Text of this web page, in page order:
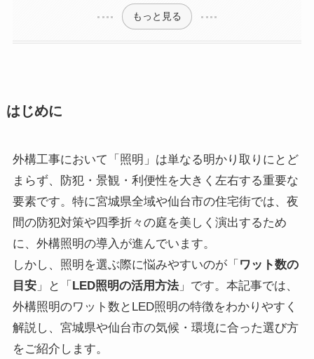
もっと見る
はじめに
外構工事において「照明」は単なる明かり取りにとど
まらず、防犯・景観・利便性を大きく左右する重要な
要素です。特に宮城県全域や仙台市の住宅街では、夜
間の防犯対策や四季折々の庭を美しく演出するため
に、外構照明の導入が進んでいます。
しかし、照明を選ぶ際に悩みやすいのが「 ワット数の
目安」と「 LED照明の活用方法」です。本記事では、
外構照明のワット数とLED照明の特徴をわかりやすく
解説し、宮城県や仙台市の気候・環境に合った選び方
をご紹介します。